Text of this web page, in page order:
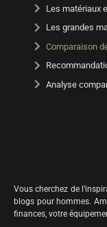
Les matériaux
Les grandes
Comparaison
Analyse
Vous cherchez de
blogs pour hommes.
finances, votre